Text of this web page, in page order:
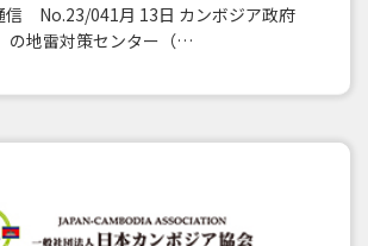
信 No.23/041月 13日 カンボジア政府
の地雷対策センター（…